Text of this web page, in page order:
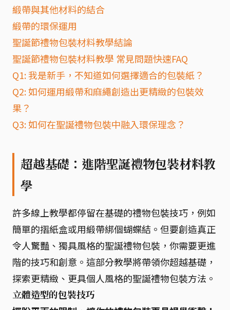
緞帶與其他材料的結合
緞帶的環保運用
聖誕節禮物包裝材料教學結論
聖誕節禮物包裝材料教學 常見問題快速FAQ
Q1: 我是新手，不知道如何選擇適合的包裝紙？
Q2: 如何運用緞帶和麻繩創造出更精緻的包裝效
果？
Q3: 如何在聖誕禮物包裝中融入環保理念？
超越基礎：進階聖誕禮物包裝材料教
學
許多線上教學都停留在基礎的禮物包裝技巧，例如
簡單的摺紙盒或用緞帶綁個蝴蝶結。但要創造真正
令人驚豔、獨具風格的聖誕禮物包裝，你需要更進
階的技巧和創意。這部分教學將帶領你超越基礎，
探索更精緻、更具個人風格的聖誕禮物包裝方法。
立體造型的包裝技巧